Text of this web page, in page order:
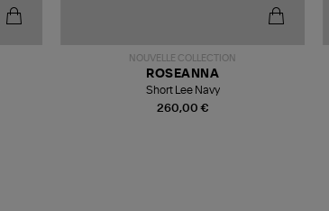
NOUVELLE COLLECTION
260,00 €
ROSEANNA
Short Lee Navy